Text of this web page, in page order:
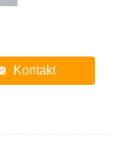
Kontakt